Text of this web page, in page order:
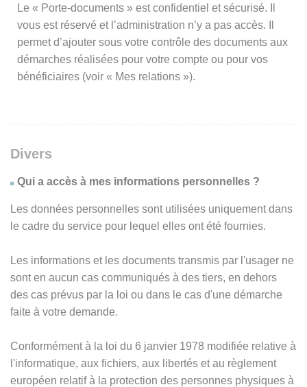
Le « Porte-documents » est confidentiel et sécurisé. Il
vous est réservé et l’administration n’y a pas accès. Il
permet d’ajouter sous votre contrôle des documents aux
démarches réalisées pour votre compte ou pour vos
bénéficiaires (voir « Mes relations »).
Divers
Qui a accès à mes informations personnelles ?
Les données personnelles sont utilisées uniquement dans
le cadre du service pour lequel elles ont été fournies.
Les informations et les documents transmis par l'usager ne
sont en aucun cas communiqués à des tiers, en dehors
des cas prévus par la loi ou dans le cas d'une démarche
faite à votre demande.
Conformément à la loi du 6 janvier 1978 modifiée relative à
l'informatique, aux fichiers, aux libertés et au règlement
européen relatif à la protection des personnes physiques à